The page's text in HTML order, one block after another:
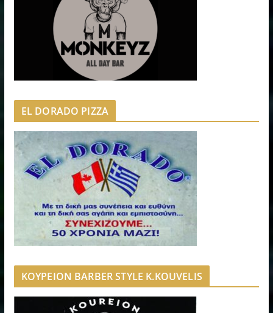
EL DORADO PIZZA
ΚΟΥΡΕΙΟΝ BARBER STYLE K.KOUVELIS